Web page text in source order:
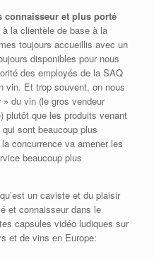
connaisseur et plus porté
la clientèle de base à la
toujours accueillis avec un
disponibles pour nous
des employés de la SAQ
vin. Et trop souvent, on nous
du vin (le gros vendeur
plutôt que les produits venant
sont beaucoup plus
concurrence va amener les
beaucoup plus
un caviste et du plaisir
et connaisseur dans le
capsules vidéo ludiques sur
et de vins en Europe: